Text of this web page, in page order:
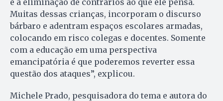
Muitas dessas crianças, incorporam o discurso
bárbaro e adentram espaços escolares armadas,
colocando em risco colegas e docentes. Somente
com a educação em uma perspectiva
emancipatória é que poderemos reverter essa
questão dos ataques”, explicou.
Michele Prado, pesquisadora do tema e autora do